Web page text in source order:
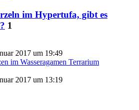
im Hypertufa, gibt es
1
2017 um 19:49
im Wasseragamen Terrarium
2017 um 13:19